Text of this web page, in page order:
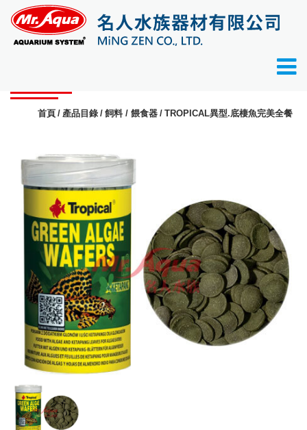
首頁 產品目錄 飼料 / 餵食器 TROPICAL異型.底棲魚完美全餐